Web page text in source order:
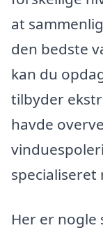
at
den bedste
kan du
tilbyder
havde
Her er nogle